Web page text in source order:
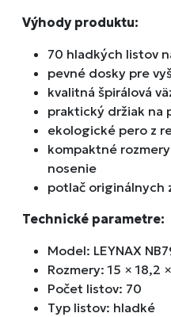
Výhody produktu:
70 hladkých listov
pevné dosky pre
kvalitná špirálová
praktický držiak na
ekologické pero z
kompaktné
nosenie
potlač originálnych
Technické parametre:
Model: LEYNAX
Rozmery: 15 × 18,2
Počet listov: 70
Typ listov: hladké